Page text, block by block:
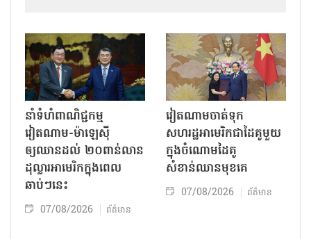
នាំទំហំពាណិជ្ជកម្ម
វៀតណាម-ម៉ាឡេស៊ី
ឲ្យឈានដល់ ២០ពាន់លាន
ដុល្លារអាមេរិកក្នុងពេល
ឆាប់ៗនេះ
07/08/2026 ព័ត៌មាន
វៀតណាមចាត់ទុក
សហរដ្ឋអាមេរិកជាដៃគូមួយ
ក្នុងចំណោមដៃគូ
សំខាន់ឈានមុខគេ
07/08/2026 ព័ត៌មាន